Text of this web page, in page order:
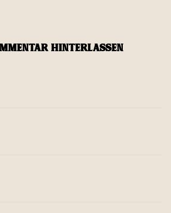
HINTERLASSEN